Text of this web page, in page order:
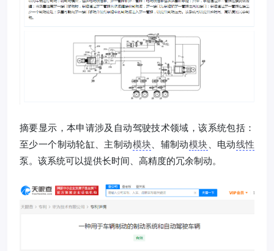
摘要显示，本申请涉及自动驾驶技术领域，该系统包括：
至少一个制动轮缸、主制动模块 、辅制动模块 、电动线性
泵。该系统可以提供长时间、高精度的冗余制动。